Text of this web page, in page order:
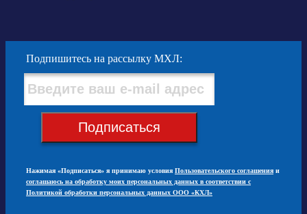
Подпишитесь на рассылку МХЛ:
Подписаться
Нажимая «Подписаться» я принимаю условия Пользовательского соглашения и
соглашаюсь на обработку моих персональных данных в соответствии с
Политикой обработки персональных данных ООО «КХЛ»